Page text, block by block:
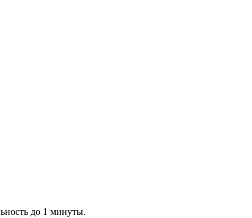
до 1 минуты.